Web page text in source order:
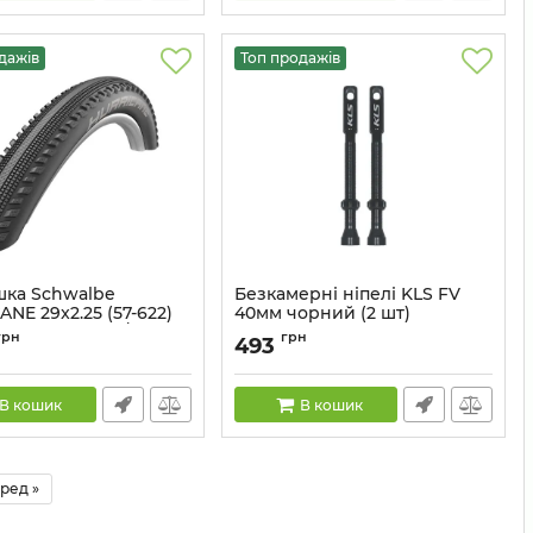
Schwalbe
29x2.25 (57-622)
B / B-SK
99-01
В кошик
Топ продажів
Безкамерні ніпелі KLS FV
40мм чорний (2 шт)
Артикул: 8585053817673
493 грн
В кошик
»